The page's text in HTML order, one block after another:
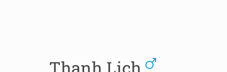
Thanh Lịch